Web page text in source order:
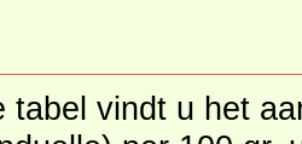
tabel vindt u het